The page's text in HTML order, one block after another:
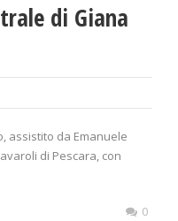
di Giana
assistito da Emanuele
di Pescara, con
0